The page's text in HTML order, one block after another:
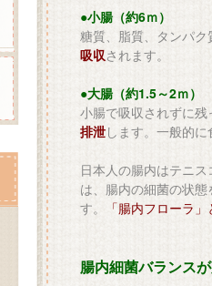
●小腸（約6ｍ）
糖質、脂質、タンパク
吸収されます。
●大腸（約1.5～2ｍ）
小腸で吸収されずに
排泄します。一般的
日本人の腸内はテニ
は、腸内の細菌の状
す。
「腸内フローラ
腸内細菌バランス